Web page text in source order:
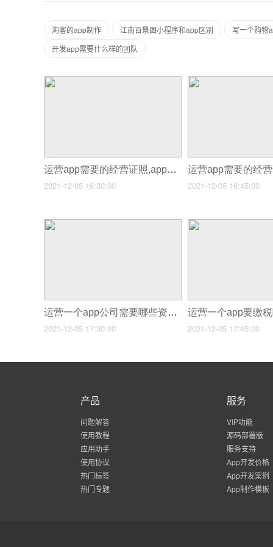
淘客的app制作 江南百景图小程序和app区别
写一个购物
开发app需要什么样的团队
运营app需要的经营证照,app开发运营公司
2021-12-05 16:30:00 2021-12-05 16:45:00
运营一个app公司需要哪些资金,深圳福田app开发
2021-12-05 17:30:00 2021-12-05 17:45:00
产品
问题解答
使用教程
应用助手
使用协议
热门标签
热门专题
服务
VIP功能
源码部署版
服务支持
App开发价格
App开发案例
App制作模板